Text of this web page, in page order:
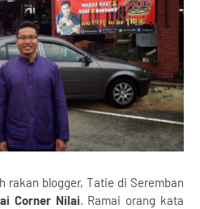
rakan blogger, Tatie di Seremban
Corner Nilai. Ramai orang kata